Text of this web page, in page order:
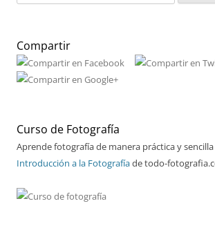
Compartir
Curso de Fotografía
Aprende fotografía de manera práctica y
Introducción a la Fotografíade todo-